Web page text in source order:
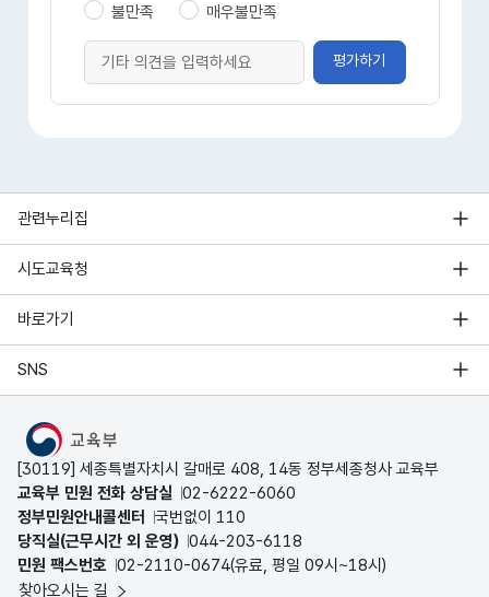
불만족 매우불만족
평가하기
관련누리집
시도교육청
바로가기
SNS
MOE
[30119] 세종특별자치시 갈매로 408, 14동 정부세종청사 교육부
교육부 민원 전화 상담실 02-6222-6060
정부민원안내콜센터
국번없이 110
당직실(근무시간 외 운영) 044-203-6118
민원 팩스번호 02-2110-0674(유료, 평일 09시~18시)
찾아오시는 길